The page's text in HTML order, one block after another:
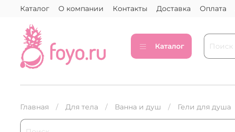
Каталог О компании Контакты Доставка Оплата
Каталог
Главная Для тела Ванна и душ Гели для душа